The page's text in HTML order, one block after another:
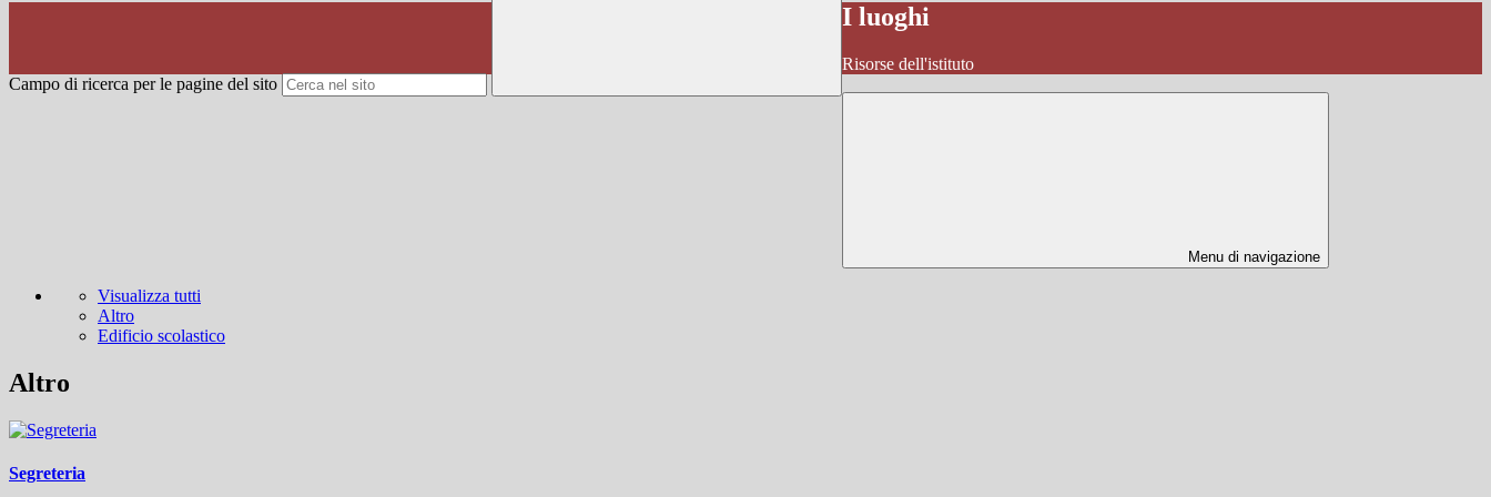
Campo di ricerca per le pagine del sito
I luoghi
Risorse dell'istituto
Menu di navigazione
Visualizza tutti
Altro
Edificio scolastico
Altro
Segreteria